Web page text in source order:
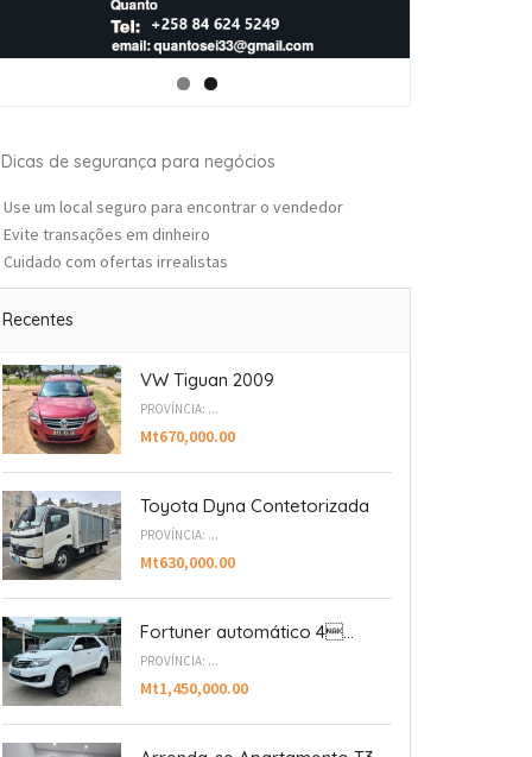
Dicas de segurança para negócios
Use um local seguro para encontrar o vendedor
Evite transações em dinheiro
Cuidado com ofertas irrealistas
Recentes
VW Tiguan 2009
PROVÍNCIA: ...
Mt670,000.00
Toyota Dyna Contetorizada
PROVÍNCIA: ...
Mt630,000.00
Fortuner automático 4...
PROVÍNCIA: ...
Mt1,450,000.00